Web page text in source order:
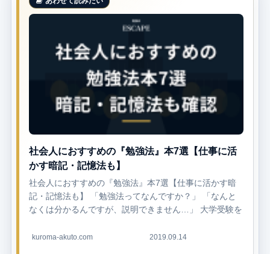
社会人におすすめの『勉強法』本7選【仕事に活
かす暗記・記憶法も】
社会人におすすめの『勉強法』本7選【仕事に活かす暗
記・記憶法も】 「勉強法ってなんですか？」 「なんと
なくは分かるんですが、説明できません…」 大学受験を
kuroma-akuto.com 2019.09.14